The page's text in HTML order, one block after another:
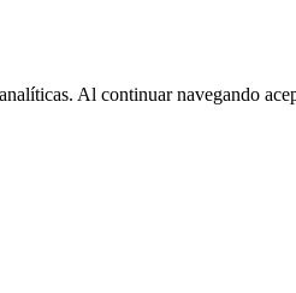
Al continuar navegando